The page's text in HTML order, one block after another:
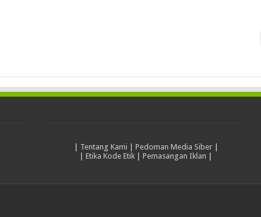
| Tentang Kami | Pedoman Media Siber|
|Etika Kode Etik |Pemasangan Iklan |